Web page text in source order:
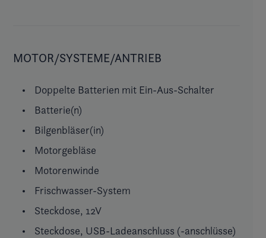
MOTOR/SYSTEME/ANTRIEB
Doppelte Batterien mit Ein-Aus-Schalter
Batterie(n)
Bilgenbläser(in)
Motorgebläse
Motorenwinde
Frischwasser-System
Steckdose, 12V
Steckdose, USB-Ladeanschluss (-anschlüsse)